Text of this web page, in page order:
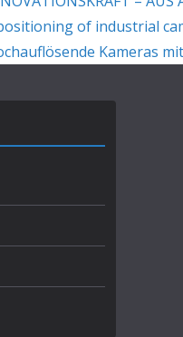
of industrial
Kameras